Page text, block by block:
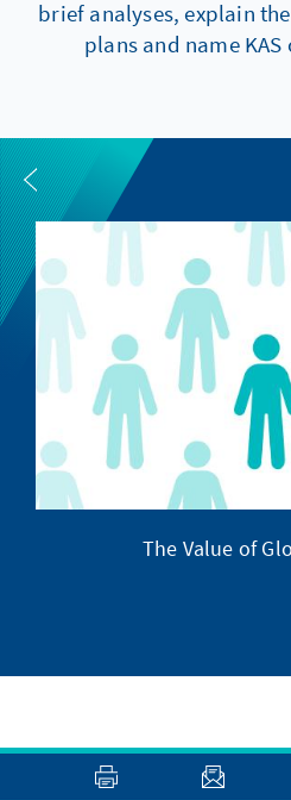
brief analyses, explain
plans and name
The Value of